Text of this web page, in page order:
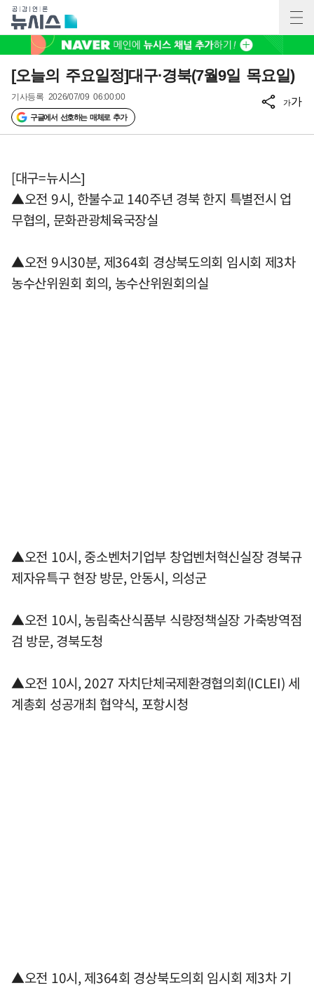
[오늘의 주요일정]대구·경북(7월9일 목요일)
기사등록 2026/07/09 06:00:00
구글에서 선호하는 매체로 추가
가가
[대구=뉴시스]
▲오전 9시, 한불수교 140주년 경북 한지 특별전시 업
무협의, 문화관광체육국장실
▲오전 9시30분, 제364회 경상북도의회 임시회 제3차
농수산위원회 회의, 농수산위원회의실
▲오전 10시, 중소벤처기업부 창업벤처혁신실장 경북규
제자유특구 현장 방문, 안동시, 의성군
▲오전 10시, 농림축산식품부 식량정책실장 가축방역점
검 방문, 경북도청
▲오전 10시, 2027 자치단체국제환경협의회(ICLEI) 세
계총회 성공개최 협약식, 포항시청
▲오전 10시, 제364회 경상북도의회 임시회 제3차 기